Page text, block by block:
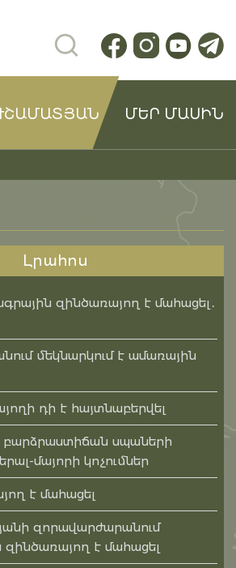
ՄԵՐ ՄԱՍԻՆ
Լրահոս
զինծառայող է մահացել․
մեկնարկում է ամառային
դի է հայտնաբերվել
սպաների
մայորի կոչումներ
է մահացել
զորավարժարանում
է մահացել